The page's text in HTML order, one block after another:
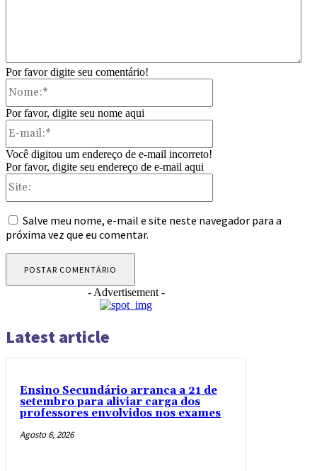
Por favor digite seu comentário!
Por favor, digite seu nome aqui
Você digitou um endereço de e-mail incorreto!
Por favor, digite seu endereço de e-mail aqui
Salve meu nome, e-mail e site neste navegador para a
próxima vez que eu comentar.
- Advertisement -
Latest article
Ensino Secundário arranca a 21 de
setembro para aliviar carga dos
professores envolvidos nos exames
Agosto 6, 2026